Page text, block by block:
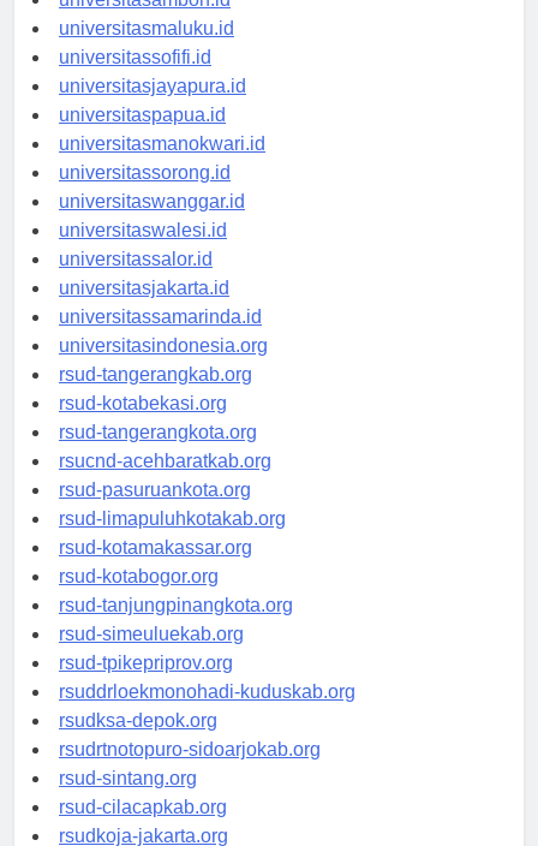
universitasambon.id
universitasmaluku.id
universitassofifi.id
universitasjayapura.id
universitaspapua.id
universitasmanokwari.id
universitassorong.id
universitaswanggar.id
universitaswalesi.id
universitassalor.id
universitasjakarta.id
universitassamarinda.id
universitasindonesia.org
rsud-tangerangkab.org
rsud-kotabekasi.org
rsud-tangerangkota.org
rsucnd-acehbaratkab.org
rsud-pasuruankota.org
rsud-limapuluhkotakab.org
rsud-kotamakassar.org
rsud-kotabogor.org
rsud-tanjungpinangkota.org
rsud-simeuluekab.org
rsud-tpikepriprov.org
rsuddrloekmonohadi-kuduskab.org
rsudksa-depok.org
rsudrtnotopuro-sidoarjokab.org
rsud-sintang.org
rsud-cilacapkab.org